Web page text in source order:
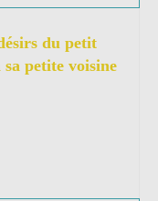
du petit
petite voisine